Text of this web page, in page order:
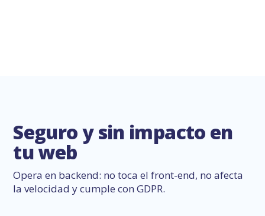
Seguro y sin impacto en
tu web
Opera en backend: no toca el front-end, no afecta
la velocidad y cumple con GDPR.